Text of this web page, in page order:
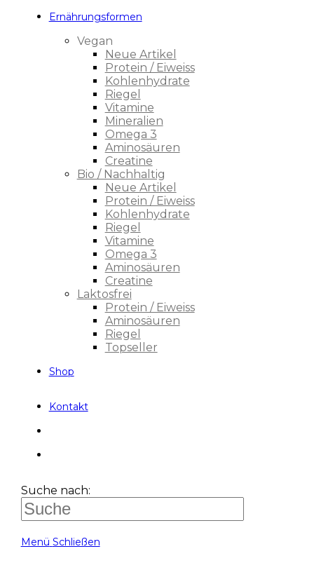
Ernährungsformen
Vegan
Neue Artikel
Protein / Eiweiss
Kohlenhydrate
Riegel
Vitamine
Mineralien
Omega 3
Aminosäuren
Creatine
Bio / Nachhaltig
Neue Artikel
Protein / Eiweiss
Kohlenhydrate
Riegel
Vitamine
Omega 3
Aminosäuren
Creatine
Laktosfrei
Protein / Eiweiss
Aminosäuren
Riegel
Topseller
Shop
Kontakt
Suche nach:
Menü Schließen